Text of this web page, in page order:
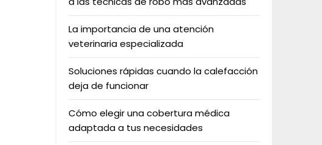
La importancia de una atención
veterinaria especializada
Soluciones rápidas cuando la calefacción
deja de funcionar
Cómo elegir una cobertura médica
adaptada a tus necesidades